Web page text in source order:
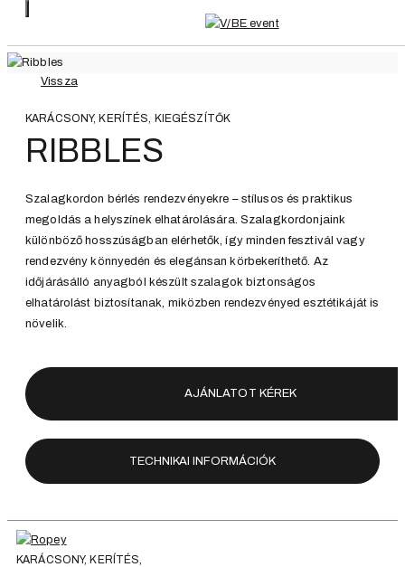
Vissza
KARÁCSONY, KERÍTÉS, KIEGÉSZÍTŐK
RIBBLES
Szalagkordon bérlés rendezvényekre – stílusos és praktikus
megoldás a helyszínek elhatárolására. Szalagkordonjaink
különböző hosszúságban elérhetők, így minden fesztivál vagy
rendezvény könnyedén és elegánsan körbekeríthető. Az
időjárásálló anyagból készült szalagok biztonságos
elhatárolást biztosítanak, miközben rendezvényed esztétikáját is
növelik.
AJÁNLATOT KÉREK
TECHNIKAI INFORMÁCIÓK
KARÁCSONY, KERÍTÉS,